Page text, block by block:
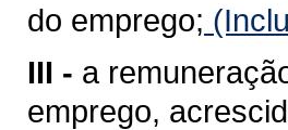
do emprego;
III - a
emprego,